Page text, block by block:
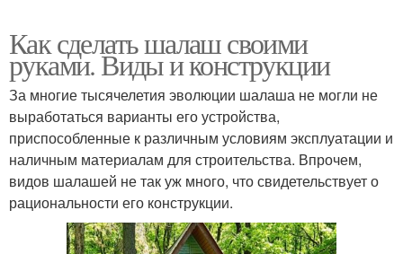
Как сделать шалаш своими
руками. Виды и конструкции
За многие тысячелетия эволюции шалаша не могли не
выработаться варианты его устройства,
приспособленные к различным условиям эксплуатации и
наличным материалам для строительства. Впрочем,
видов шалашей не так уж много, что свидетельствует о
рациональности его конструкции.